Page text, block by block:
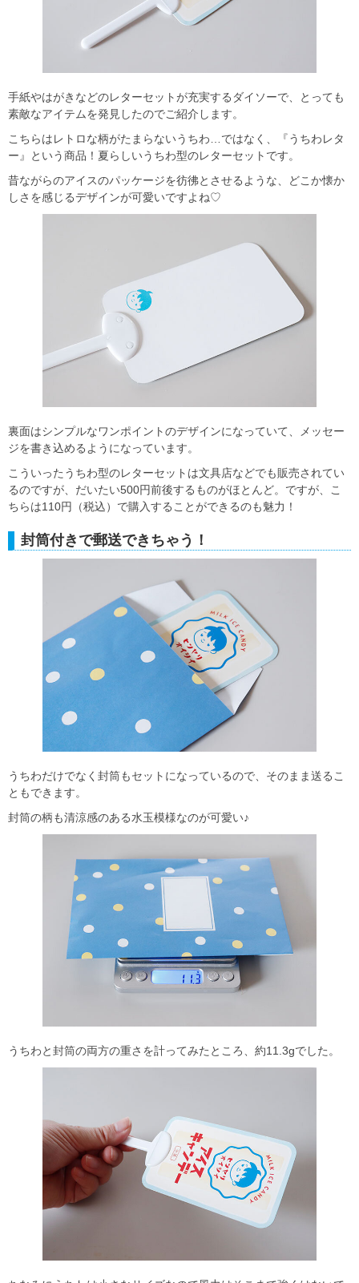
手紙やはがきなどのレターセットが充実するダイソーで、とっても
素敵なアイテムを発見したのでご紹介します。
こちらはレトロな柄がたまらないうちわ…ではなく、『うちわレタ
ー』という商品！夏らしいうちわ型のレターセットです。
昔ながらのアイスのパッケージを彷彿とさせるような、どこか懐か
しさを感じるデザインが可愛いですよね♡
裏面はシンプルなワンポイントのデザインになっていて、メッセー
ジを書き込めるようになっています。
こういったうちわ型のレターセットは文具店などでも販売されてい
るのですが、だいたい500円前後するものがほとんど。ですが、こ
ちらは110円（税込）で購入することができるのも魅力！
封筒付きで郵送できちゃう！
うちわだけでなく封筒もセットになっているので、そのまま送るこ
ともできます。
封筒の柄も清涼感のある水玉模様なのが可愛い♪
うちわと封筒の両方の重さを計ってみたところ、約11.3gでした。